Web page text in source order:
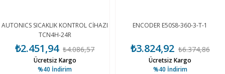
AUTONICS SICAKLIK KONTROL CİHAZI
TCN4H-24R
₺2.451,94 ₺4.086,57
%40 İndirim
Ücretsiz Kargo
ENCODER E50S8-360-3-T-1
₺3.824,92 ₺6.374,86
%40 İndirim
Ücretsiz Kargo